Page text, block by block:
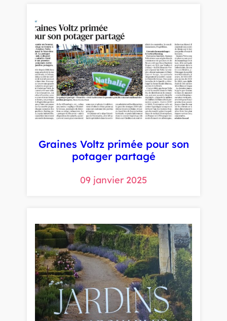
Graines Voltz primée pour son
potager partagé
09 janvier 2025